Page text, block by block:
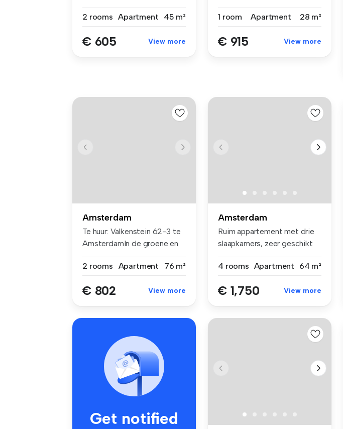
2 rooms Apartment 45 m²
€ 605 View more
1 room
Apartment 28 m²
€ 915 View more
Amsterdam
Te huur: Valkenstein 62-3 te
AmsterdamIn de groene en
2 rooms
Apartment 76 m²
€ 802 View more
Amsterdam
Ruim appartement met drie
slaapkamers, zeer geschikt
4 rooms Apartment 64 m²
€ 1,750 View more
Get notified